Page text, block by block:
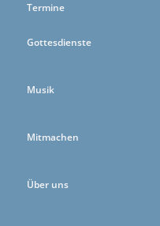
Termine
Gottesdienste
Musik
Mitmachen
Über uns